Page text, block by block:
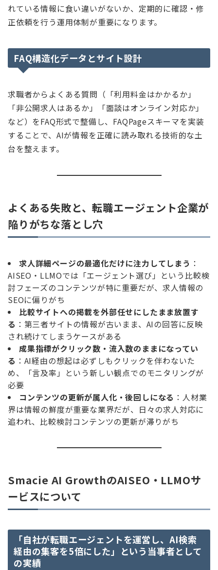
れている情報に食い違いがないか、定期的に確認・修
正依頼を行う運用体制が重要になります。
FAQ構造化データとサイト設計
求職者からよくある質問（「利用料金はかかるか」
「非公開求人はあるか」「面談はオンライン対応か」
など）をFAQ形式で整備し、FAQPageスキーマを実装
することで、AIが情報を正確に読み取れる技術的な土
台を整えます。
よくある失敗と、転職エージェント企業が
陥りがちな落とし穴
求人詳細ページの最適化だけに注力してしまう ：
AISEO・LLMOでは「エージェント選び」という比較検
討フェーズのコンテンツが特に重要だが、求人情報の
SEOに偏りがち
比較サイトへの掲載を外部任せにしたまま放置す
る ：第三者サイトの情報が古いまま、AIの回答に反映
され続けてしまうケースがある
成果指標がクリック数・流入数のままになってい
る ：AI経由の想起は必ずしもクリックを伴わないた
め、「言及率」という新しい観点でのモニタリングが
必要
コンテンツの更新が属人化・後回しになる ：人材業
界は情報の鮮度が重要な業界だが、日々の求人対応に
追われ、比較検討コンテンツの更新が滞りがち
Smacie AI GrowthのAISEO・LLMOサ
ービスについて
「自社が転職エージェントを運営し、AI検索
経由の集客を5倍にした」という当事者として
の実績